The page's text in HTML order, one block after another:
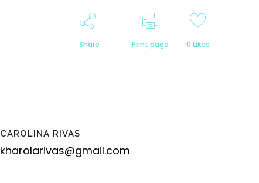
Share Print page 0 Likes
CAROLINA RIVAS
kharolarivas@gmail.com